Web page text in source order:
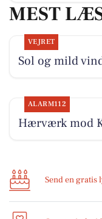
MEST
VEJRET
Sol og mild
ALARM112
Hærværk mod
Send en gratis